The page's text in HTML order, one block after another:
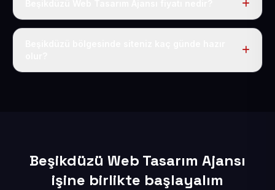
Tek fiyat uygulanır: yıllık 50 USD + KDV. Bu bedele alan
Beşikdüzü Web Tasarım Ajansı
işine birlikte başlayalım